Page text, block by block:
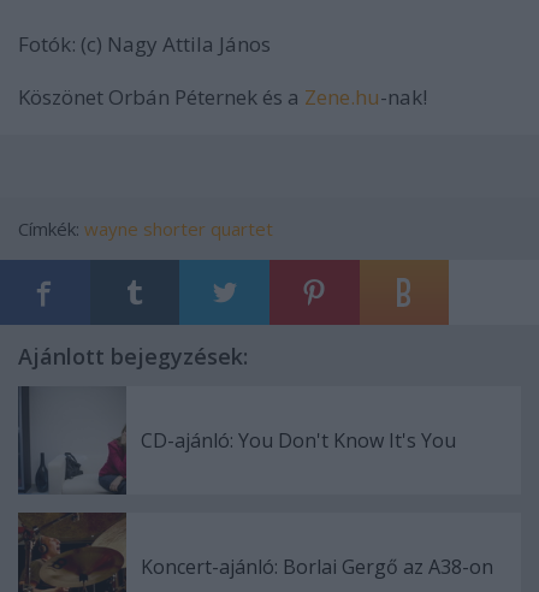
Fotók: (c) Nagy Attila János
Köszönet Orbán Péternek és a Zene.hu-nak!
Címkék: wayne shorter quartet
Ajánlott bejegyzések:
CD-ajánló: You Don't Know It's You
Koncert-ajánló: Borlai Gergő az A38-on